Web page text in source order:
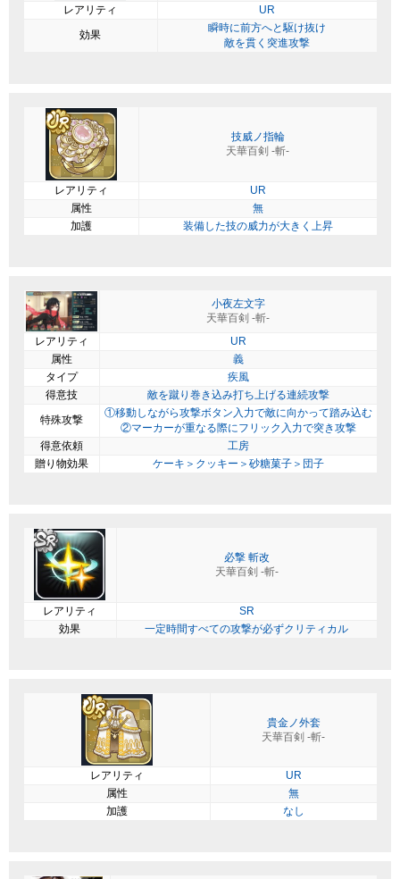
レアリティ
UR
効果
瞬時に前方へと駆け抜け
敵を貫く突進攻撃
技威ノ指輪
天華百剣 -斬-
レアリティ
UR
属性
無
加護
装備した技の威力が大きく上昇
小夜左文字
天華百剣 -斬-
レアリティ
UR
属性
義
タイプ
疾風
得意技
敵を蹴り巻き込み打ち上げる連続攻撃
特殊攻撃
①移動しながら攻撃ボタン入力で敵に向かって踏み込む
②マーカーが重なる際にフリック入力で突き攻撃
得意依頼
工房
贈り物効果
ケーキ＞クッキー＞砂糖菓子＞団子
必撃 斬改
天華百剣 -斬-
レアリティ
SR
効果
一定時間すべての攻撃が必ずクリティカル
貴金ノ外套
天華百剣 -斬-
レアリティ
UR
属性
無
加護
なし